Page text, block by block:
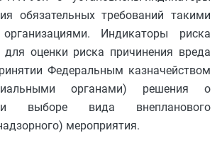
обязательных требований такими
Индикаторы риска
для оценки риска причинения вреда
Федеральным казначейством
органами) решения о
и выборе вида внепланового
мероприятия.